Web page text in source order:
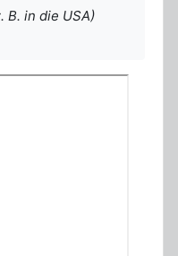
B. in die USA)